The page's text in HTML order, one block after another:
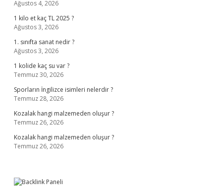
Ağustos 4, 2026
1 kilo et kaç TL 2025 ?
Ağustos 3, 2026
1. sınıfta sanat nedir ?
Ağustos 3, 2026
1 kolide kaç su var ?
Temmuz 30, 2026
Sporların İngilizce isimleri nelerdir ?
Temmuz 28, 2026
Kozalak hangi malzemeden oluşur ?
Temmuz 26, 2026
Kozalak hangi malzemeden oluşur ?
Temmuz 26, 2026